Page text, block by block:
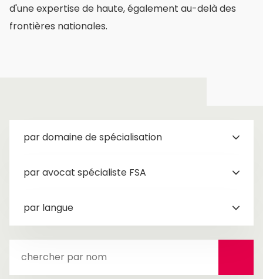
d'une expertise de haute, également au-delà des
frontières nationales.
par domaine de spécialisation
par avocat spécialiste FSA
par langue